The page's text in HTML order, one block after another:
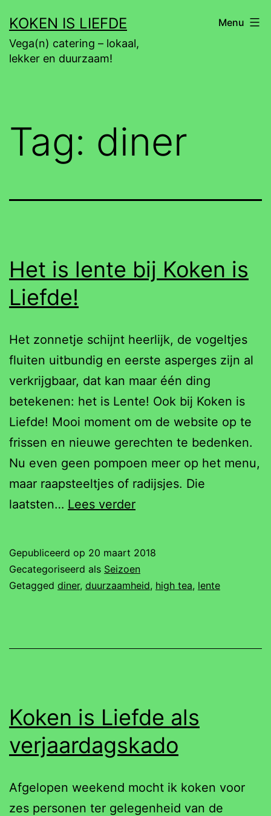
naar
de
KOKEN IS LIEFDE
Vega(n) catering – lokaal,
lekker en duurzaam!
Menu
Tag: diner
Het is lente bij Koken is
Liefde!
Het zonnetje schijnt heerlijk, de vogeltjes
fluiten uitbundig en eerste asperges zijn al
verkrijgbaar, dat kan maar één ding
betekenen: het is Lente! Ook bij Koken is
Liefde! Mooi moment om de website op te
frissen en nieuwe gerechten te bedenken.
Nu even geen pompoen meer op het menu,
maar raapsteeltjes of radijsjes. Die
laatsten… Lees verderHet
bij
Koken
Gepubliceerd op 20 maart 2018
Gecategoriseerd als Seizoen
Getagged diner, duurzaamheid, high tea, lente
Koken is Liefde als
verjaardagskado
Afgelopen weekend mocht ik koken voor
zes personen ter gelegenheid van de